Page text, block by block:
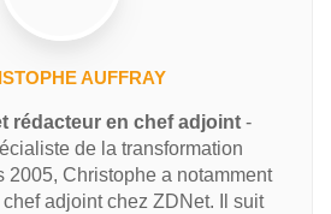
AUFFRAY
rédacteur en chef adjoint -
de la transformation
2005, Christophe a notamment
adjoint chez ZDNet. Il suit